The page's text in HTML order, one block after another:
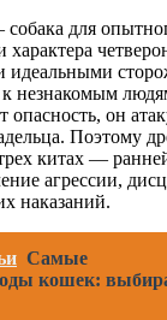
собака для
идеальными
незнакомым
опасность, он
Поэтому
китах —
агрессии,
наказаний.
Самые
кошек: